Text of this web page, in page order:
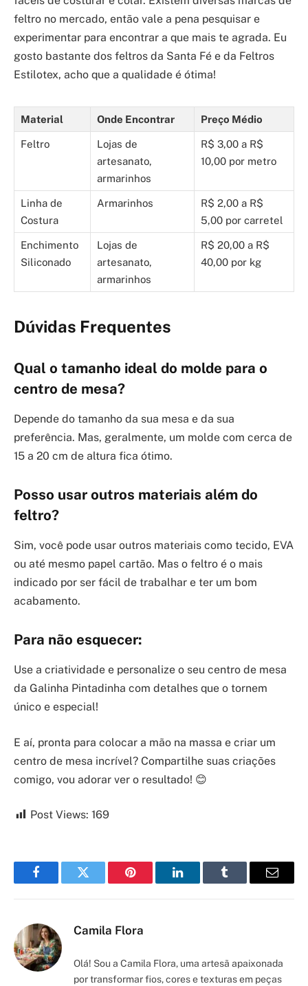
feltro no mercado, então vale a pena pesquisar e
experimentar para encontrar a que mais te agrada. Eu
gosto bastante dos feltros da Santa Fé e da Feltros
Estilotex, acho que a qualidade é ótima!
Material Onde Encontrar Preço Médio
Feltro
Lojas de
artesanato,
armarinhos
R$ 3,00 a R$
10,00 por metro
Linha de
Costura
Armarinhos
R$ 2,00 a R$
5,00 por carretel
Enchimento
Siliconado
Lojas de
artesanato,
armarinhos
R$ 20,00 a R$
40,00 por kg
Dúvidas Frequentes
Qual o tamanho ideal do molde para o
centro de mesa?
Depende do tamanho da sua mesa e da sua
preferência. Mas, geralmente, um molde com cerca de
15 a 20 cm de altura fica ótimo.
Posso usar outros materiais além do
feltro?
Sim, você pode usar outros materiais como tecido, EVA
ou até mesmo papel cartão. Mas o feltro é o mais
indicado por ser fácil de trabalhar e ter um bom
acabamento.
Para não esquecer:
Use a criatividade e personalize o seu centro de mesa
da Galinha Pintadinha com detalhes que o tornem
único e especial!
E aí, pronta para colocar a mão na massa e criar um
centro de mesa incrível? Compartilhe suas criações
comigo, vou adorar ver o resultado! 😊
Post Views: 169
FacebookTwitter Pinterest LinkedInTumblr Email
Camila Flora
Olá! Sou a Camila Flora, uma artesã apaixonada
por transformar fios, cores e texturas em peças